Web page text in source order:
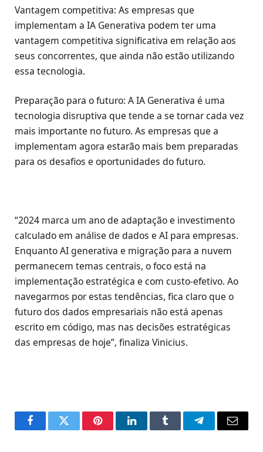
Vantagem competitiva: As empresas que
implementam a IA Generativa podem ter uma
vantagem competitiva significativa em relação aos
seus concorrentes, que ainda não estão utilizando
essa tecnologia.
Preparação para o futuro: A IA Generativa é uma
tecnologia disruptiva que tende a se tornar cada vez
mais importante no futuro. As empresas que a
implementam agora estarão mais bem preparadas
para os desafios e oportunidades do futuro.
“2024 marca um ano de adaptação e investimento
calculado em análise de dados e AI para empresas.
Enquanto AI generativa e migração para a nuvem
permanecem temas centrais, o foco está na
implementação estratégica e com custo-efetivo. Ao
navegarmos por estas tendências, fica claro que o
futuro dos dados empresariais não está apenas
escrito em código, mas nas decisões estratégicas
das empresas de hoje”, finaliza Vinicius.
FacebookTwitter PinterestLinkedInTumblr TelegramEmail